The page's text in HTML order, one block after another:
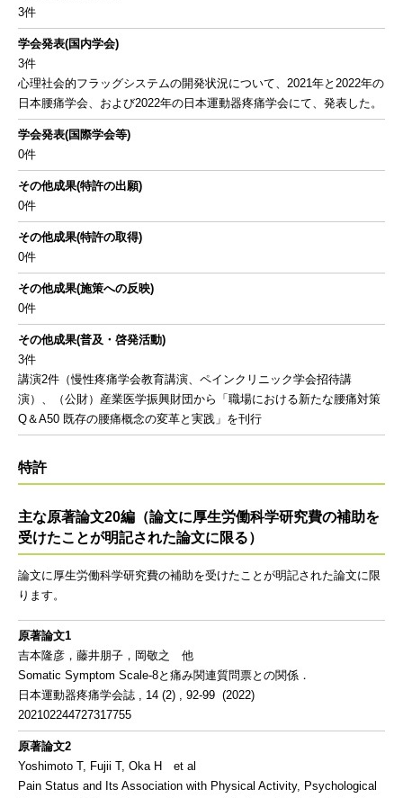
3件
学会発表(国内学会)
3件
心理社会的フラッグシステムの開発状況について、2021年と2022年の
日本腰痛学会、および2022年の日本運動器疼痛学会にて、発表した。
学会発表(国際学会等)
0件
その他成果(特許の出願)
0件
その他成果(特許の取得)
0件
その他成果(施策への反映)
0件
その他成果(普及・啓発活動)
3件
講演2件（慢性疼痛学会教育講演、ペインクリニック学会招待講
演）、（公財）産業医学振興財団から「職場における新たな腰痛対策
Q＆A50 既存の腰痛概念の変革と実践」を刊行
特許
主な原著論文20編（論文に厚生労働科学研究費の補助を
受けたことが明記された論文に限る）
論文に厚生労働科学研究費の補助を受けたことが明記された論文に限
ります。
原著論文1
吉本隆彦，藤井朋子，岡敬之 他
Somatic Symptom Scale-8と痛み関連質問票との関係．
日本運動器疼痛学会誌 , 14 (2) , 92-99 (2022)
202102244727317755
原著論文2
Yoshimoto T, Fujii T, Oka H et al
Pain Status and Its Association with Physical Activity, Psychological